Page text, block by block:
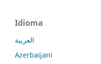
Idioma
العربية
Azerbaijani